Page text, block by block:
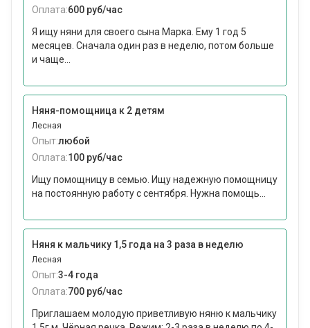
Оплата:600 руб/час
Я ищу няни для своего сына Марка. Ему 1 год 5
месяцев. Сначала один раз в неделю, потом больше
и чаще...
Няня-помощница к 2 детям
Лесная
Опыт:любой
Оплата:100 руб/час
Ищу помощницу в семью. Ищу надежную помощницу
на постоянную работу с сентября. Нужна помощь...
Няня к мальчику 1,5 года на 3 раза в неделю
Лесная
Опыт:3-4 года
Оплата:700 руб/час
Приглашаем молодую приветливую няню к мальчику